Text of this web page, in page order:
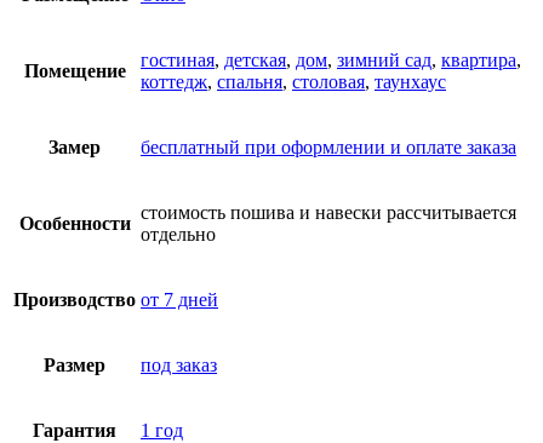
Помещение
гостиная, детская, дом, зимний сад, квартира,
коттедж, спальня, столовая, таунхаус
Замер бесплатный при оформлении и оплате заказа
Особенности
стоимость пошива и навески рассчитывается
отдельно
Производство от 7 дней
Размер под заказ
Гарантия 1 год